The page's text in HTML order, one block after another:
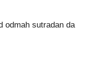
odmah sutradan da